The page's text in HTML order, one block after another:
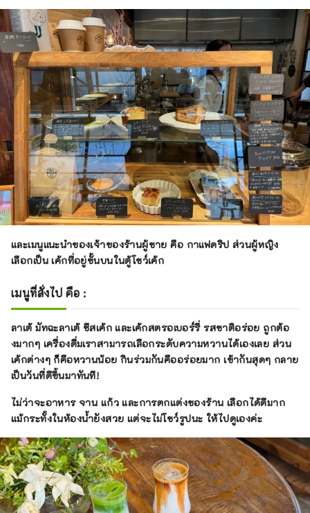
และเมนูแนะนำของเจ้าของร้านผู้ชาย คือ กาแฟดริป ส่วนผู้หญิง
เลือกเป็น เค้กที่อยู่ชั้นบนในตู้โชว์เค้ก
เมนูที่สั่งไป คือ :
ลาเต้ มัทฉะลาเต้ ชีสเค้ก และเค้กสตรอเบอร์รี่ รสชาติอร่อย ถูกต้อ
งมากๆ เครื่องดื่มเราสามารถเลือกระดับความหวานได้เองเลย ส่วน
เค้กต่างๆ ก็คือหวานน้อย กินร่วมกันคืออร่อยมาก เข้ากันสุดๆ กลาย
เป็นวันที่ดีขึ้นมาทันที!
ไม่ว่าจะอาหาร จาน แก้ว และการตกแต่งของร้าน เลือกได้ดีมาก
แม้กระทั้งในห้องน้ำยังสวย แต่จะไม่โชว์รูปนะ ให้ไปดูเองค่ะ